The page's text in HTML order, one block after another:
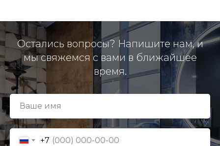
Остались вопросы? Напишите нам, и
мы свяжемся с вами в ближайшее
время.
+7